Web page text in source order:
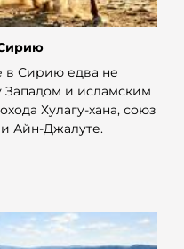
в Сирию едва не
и исламским
Хулагу-хана, союз
Айн-Джалуте.